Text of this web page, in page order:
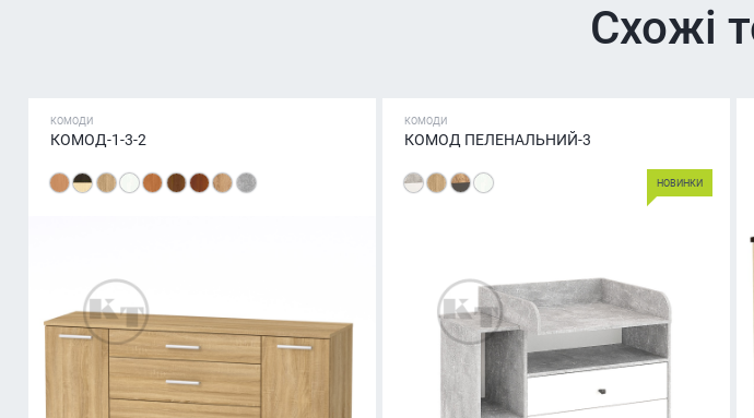
Схожі
КОМОДИ
КОМОД-1-3-2
КОМОДИ
КОМОД ПЕЛЕНАЛЬНИЙ-3
НОВИНКИ